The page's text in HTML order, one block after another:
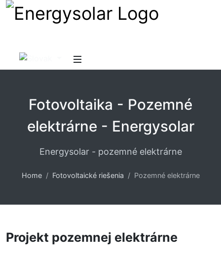
Fotovoltaika - Pozemné
elektrárne - Energysolar
Energysolar - pozemné elektrárne
Home Fotovoltaické riešenia Pozemné elektrárne
Projekt pozemnej elektrárne